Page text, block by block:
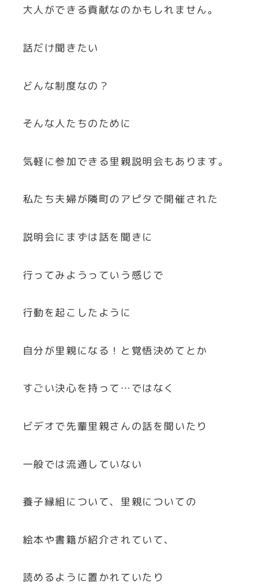
大人ができる貢献なのかもしれません。
話だけ聞きたい
どんな制度なの？
そんな人たちのために
気軽に参加できる里親説明会もあります。
私たち夫婦が隣町のアピタで開催された
説明会にまずは話を聞きに
行ってみようっていう感じで
行動を起こしたように
自分が里親になる！と覚悟決めてとか
すごい決心を持って…ではなく
ビデオで先輩里親さんの話を聞いたり
一般では流通していない
養子縁組について、里親についての
絵本や書籍が紹介されていて、
読めるように置かれていたり